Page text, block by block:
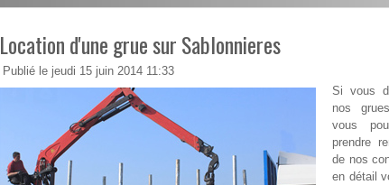
Location d'une grue sur Sablonnieres
Publié le jeudi 15 juin 2014 11:33
Si vous
nos
vous
prendre
de nos
en détail